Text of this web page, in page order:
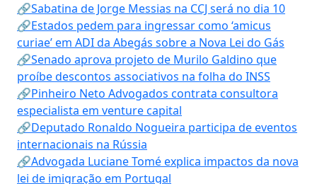
🔗Sabatina de Jorge Messias na CCJ será no dia 10
🔗Estados pedem para ingressar como ‘amicus
curiae’ em ADI da Abegás sobre a Nova Lei do Gás
🔗Senado aprova projeto de Murilo Galdino que
proíbe descontos associativos na folha do INSS
🔗Pinheiro Neto Advogados contrata consultora
especialista em venture capital
🔗Deputado Ronaldo Nogueira participa de eventos
internacionais na Rússia
🔗Advogada Luciane Tomé explica impactos da nova
lei de imigração em Portugal